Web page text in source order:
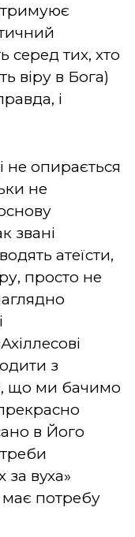
серед тих, хто
віру в Бога)
і
не опирається
не
звані
атеїсти,
просто не
і
з
що ми бачимо
в Його
за вуха»
має потребу